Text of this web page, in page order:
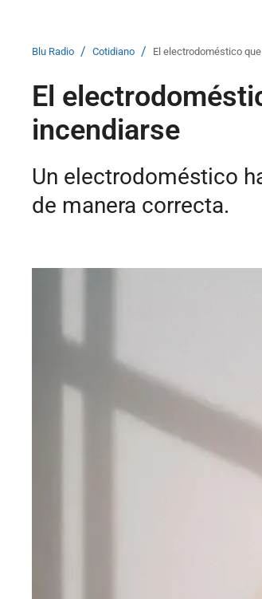
Blu Radio / Cotidiano / El electrodoméstico
El
incendiarse
Un electrodoméstico
de manera correcta.